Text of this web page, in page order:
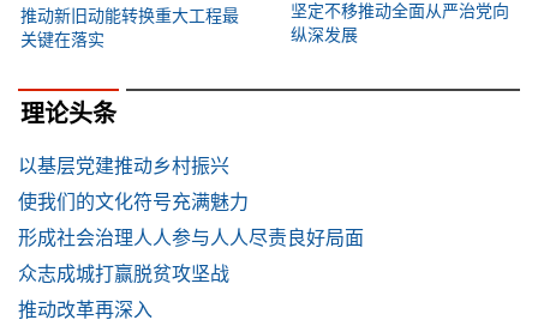
推动新旧动能转换重大工程最
关键在落实
坚定不移推动全面从严治党向
纵深发展
理论头条
以基层党建推动乡村振兴
使我们的文化符号充满魅力
形成社会治理人人参与人人尽责良好局面
众志成城打赢脱贫攻坚战
推动改革再深入